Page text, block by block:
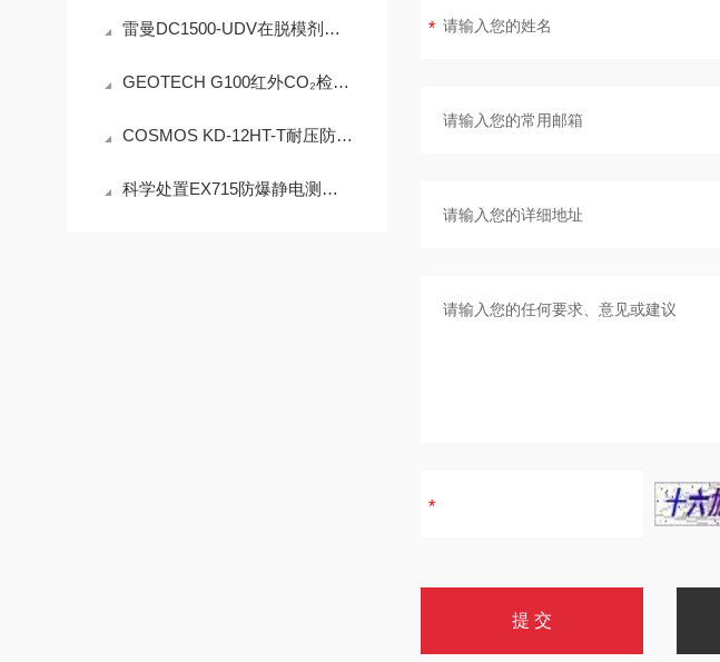
雷曼DC1500-UDV在脱模剂检测中的工程可靠性设计
GEOTECH G100红外CO₂检测仪技术参数
COSMOS KD-12HT-T耐压防爆NMP炉内直插检测设备工程设计指南
科学处置EX715防爆静电测试仪故障可有效保障检测工作正常开展